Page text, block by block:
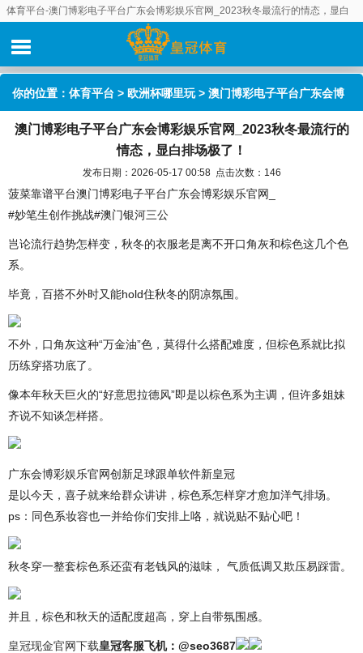
体育平台-澳门博彩电子平台广东会博彩娱乐官网_2023秋冬最流行的情态，显白
你的位置： 体育平台 > 欧洲杯哪里玩> 澳门博彩电子平台广东会博
彩娱乐官网_2023秋冬最流行的情态，显白排场极了！
澳门博彩电子平台广东会博彩娱乐官网_2023秋冬最流行的
情态，显白排场极了！
发布日期：2026-05-17 00:58 点击次数：146
菠菜靠谱平台澳门博彩电子平台广东会博彩娱乐官网_
#妙笔生创作挑战#澳门银河三公
岂论流行趋势怎样变，秋冬的衣服老是离不开口角灰和棕色这几个色
系。
毕竟，百搭不外时又能hold住秋冬的阴凉氛围。
不外，口角灰这种“万金油”色，莫得什么搭配难度，但棕色系就比拟
历练穿搭功底了。
像本年秋天巨火的“好意思拉德风”即是以棕色系为主调，但许多姐妹
齐说不知谈怎样搭。
广东会博彩娱乐官网创新足球跟单软件新皇冠
是以今天，喜子就来给群众讲讲，棕色系怎样穿才愈加洋气排场。
ps：同色系妆容也一并给你们安排上咯，就说贴不贴心吧！
秋冬穿一整套棕色系还蛮有老钱风的滋味， 气质低调又欺压易踩雷。
并且，棕色和秋天的适配度超高，穿上自带氛围感。
皇冠现金官网下载皇冠客服飞机：@seo3687